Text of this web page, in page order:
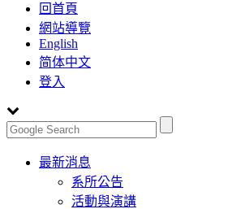
回首頁
網站導覽
English
简体中文
登入
Toggle
navigation
最新消息
系所公告
活動與演講